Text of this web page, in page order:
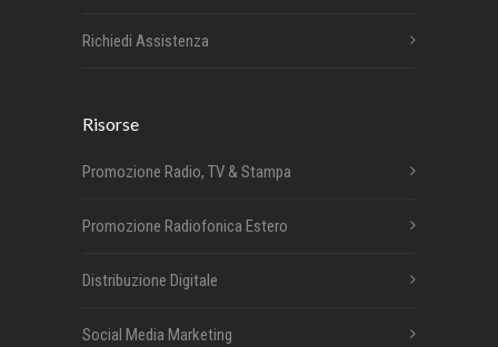
Richiedi Assistenza
Risorse
Promozione Radio, TV & Stampa
Promozione Radiofonica Estero
Distribuzione Digitale
Social Media Marketing